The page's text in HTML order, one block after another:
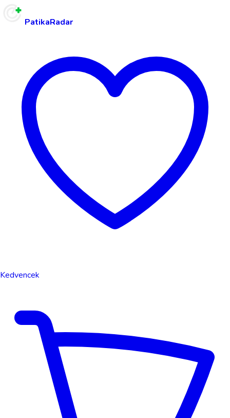
PatikaRadar
Kedvencek